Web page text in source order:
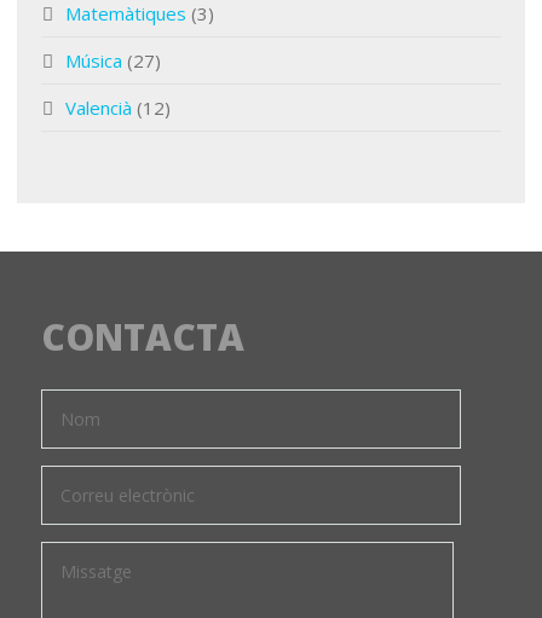
Matemàtiques (3)
Música (27)
Valencià (12)
CONTACTA